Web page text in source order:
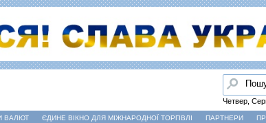
Пошук
Четвер,
ВАЛЮТ ЄДИНЕ ВІКНО ДЛЯ МІЖНАРОДНОЇ ТОРГІВЛІ ПАРТНЕРИ